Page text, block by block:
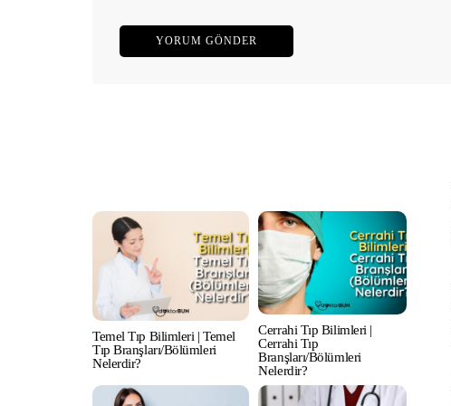
Temel Tıp Bilimleri | Temel
Tıp Branşları/Bölümleri
Nelerdir?
Cerrahi Tıp Bilimleri |
Cerrahi Tıp
Branşları/Bölümleri
Nelerdir?